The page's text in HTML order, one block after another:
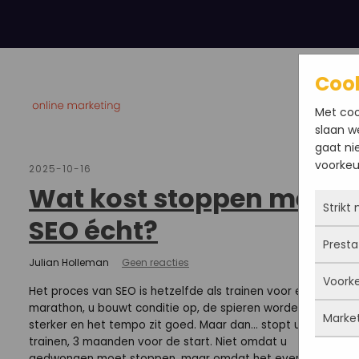
SEO Pakketten
2025-10-16
Wat kost stoppen met
SEO écht?
Julian Holleman Geen reacties
Het proces van SEO is hetzelfde als trainen voor een
marathon, u bouwt conditie op, de spieren worden
sterker en het tempo zit goed. Maar dan… stopt u met
trainen, 3 maanden voor de start. Niet omdat u
Met
slaan
gaat
Strikt
site
Met
de
dus